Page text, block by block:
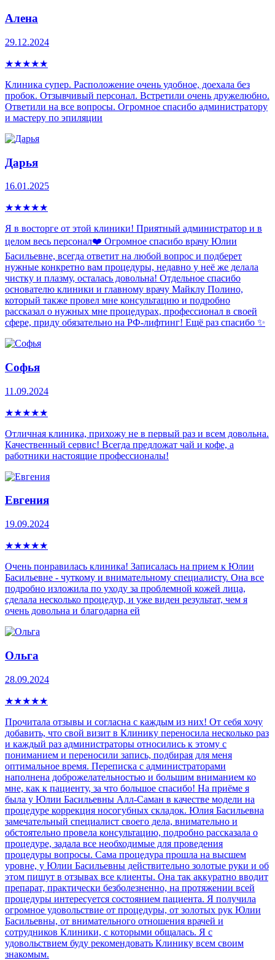
Алена
29.12.2024
★★★★★
Клиника супер. Расположение очень удобное, доехала без
пробок. Отзывчивый персонал. Встретили очень дружелюбно.
Ответили на все вопросы. Огромное спасибо администратору
и мастеру по эпиляции
Дарья
16.01.2025
★★★★★
Я в восторге от этой клиники! Приятный администратор и в
целом весь персонал❤️ Огромное спасибо врачу Юлии
Басильевне, всегда ответит на любой вопрос и подберет
нужные конкретно вам процедуры, недавно у неё же делала
чистку и плазму, осталась довольна! Отдельное спасибо
основателю клиники и главному врачу Майклу Полино,
который также провел мне консультацию и подробно
рассказал о нужных мне процедурах, профессионал в своей
сфере, приду обязательно на РФ-лифтинг! Ещё раз спасибо ✨
Софья
11.09.2024
★★★★★
Отличная клиника, прихожу не в первый раз и всем довольна.
Качественный сервис! Всегда предложат чай и кофе, а
работники настоящие профессионалы!
Евгения
19.09.2024
★★★★★
Очень понравилась клиника! Записалась на прием к Юлии
Басильевне - чуткому и внимательному специалисту. Она все
подробно изложила по уходу за проблемной кожей лица,
сделала несколько процедур, и уже виден результат, чем я
очень довольна и благодарна ей
Ольга
28.09.2024
★★★★★
Прочитала отзывы и согласна с каждым из них! От себя хочу
добавить, что свой визит в Клинику переносила несколько раз
и каждый раз администраторы относились к этому с
пониманием и переносили запись, подбирая для меня
оптимальное время. Переписка с администраторами
наполнена доброжелательностью и большим вниманием ко
мне, как к пациенту, за что большое спасибо! На приёме я
была у Юлии Басильевны Алл-Саман в качестве модели на
процедуре коррекция носогубных складок. Юлия Басильевна
замечательный специалист своего дела, внимательно и
обстоятельно провела консультацию, подробно рассказала о
процедуре, задала все необходимые для проведения
процедуры вопросы. Сама процедура прошла на высшем
уровне, у Юлии Басильевны действительно золотые руки и об
этом пишут в отзывах все клиенты. Она так аккуратно вводит
препарат, практически безболезненно, на протяжении всей
процедуры интересуется состоянием пациента. Я получила
огромное удовольствие от процедуры, от золотых рук Юлии
Басильевны, от внимательного отношения врачей и
сотрудников Клиники, с которыми общалась. Я с
удовольствием буду рекомендовать Клинику всем своим
знакомым.